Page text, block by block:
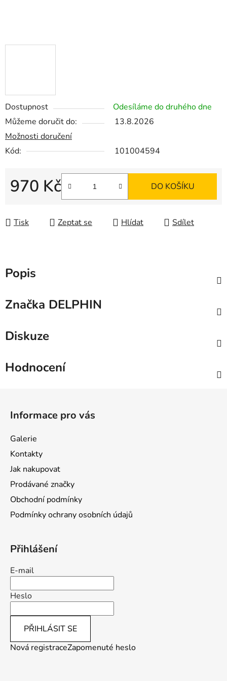
Dostupnost
Odesíláme do druhého dne
Můžeme doručit do:
13.8.2026
Možnosti doručení
Kód:
101004594
970 Kč DO KOŠÍKU
Tisk Zeptat se Hlídat Sdílet
Popis
Značka DELPHIN
Diskuze
Hodnocení
Informace pro vás
Galerie
Kontakty
Jak nakupovat
Prodávané značky
Obchodní podmínky
Podmínky ochrany osobních údajů
Přihlášení
E-mail
Heslo
PŘIHLÁSIT SE
Nová registraceZapomenuté heslo